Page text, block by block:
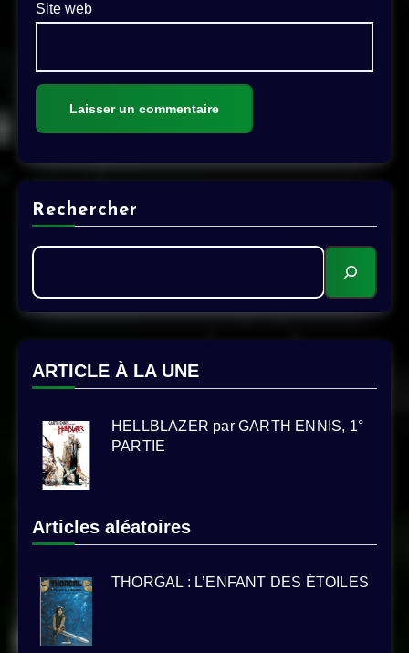
Site web
Rechercher
ARTICLE À LA UNE
HELLBLAZER par GARTH ENNIS, 1°
PARTIE
Articles aléatoires
THORGAL : L’ENFANT DES ÉTOILES